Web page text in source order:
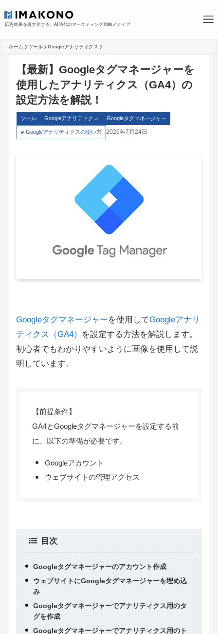
広告効果を最大化する。AI時代のマーケティング戦略メディア
ホーム ツール Googleアナリティクス
【最新】Googleタグマネージャーを
使用したアナリティクス（GA4）の
設定方法を解説！
ツール Googleアナリティクス Googleタグマネージャー
Googleアナリティクスの使い方 2026年7月24日
Googleタグマネージャーを使用してGoogleアナリ
ティクス（GA4）
を設定する方法を解説します。
初心者でもわかりやすいように画像を使用して説
明しています。
【前提条件】
GA4とGoogleタグマネージャーを設定する前
に、以下の準備が必要です。
Googleアカウント
ウェブサイトの管理アクセス
目次
Googleタグマネージャーのアカウント作成
ウェブサイトにGoogleタグマネージャーを埋め込
み
Googleタグマネージャーでアナリティクス用のタ
グを作成
Googleタグマネージャーでアナリティクス用のト